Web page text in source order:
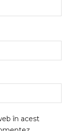
în acest